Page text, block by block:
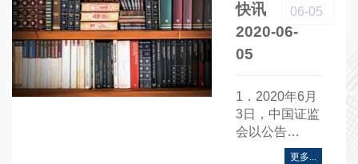
求意见
稿）》......
快讯
2020-06-
05
06-05
1．2020年6月
3日，中国证监
会以公告
〔2020〕29号
更多...